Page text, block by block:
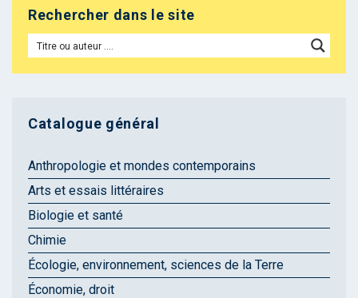
Rechercher dans le site
Catalogue général
Anthropologie et mondes contemporains
Arts et essais littéraires
Biologie et santé
Chimie
Écologie, environnement, sciences de la Terre
Économie, droit